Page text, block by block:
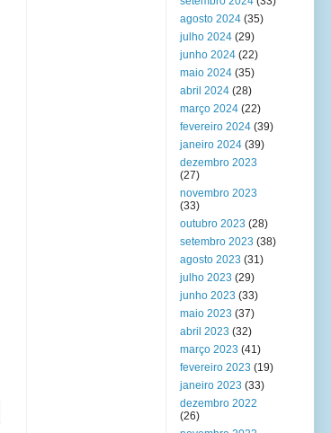
agosto 2024 (35)
julho 2024 (29)
junho 2024 (22)
maio 2024 (35)
abril 2024 (28)
março 2024 (22)
fevereiro 2024 (39)
janeiro 2024 (39)
dezembro 2023
(27)
novembro 2023
(33)
outubro 2023 (28)
setembro 2023 (38)
agosto 2023 (31)
julho 2023 (29)
junho 2023 (33)
maio 2023 (37)
abril 2023 (32)
março 2023 (41)
fevereiro 2023 (19)
janeiro 2023 (33)
dezembro 2022
(26)